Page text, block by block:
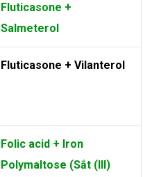
Fluticasone +
Salmeterol
Fluticasone + Vilanterol
Folic acid + Iron
Polymaltose (Sắt (III)